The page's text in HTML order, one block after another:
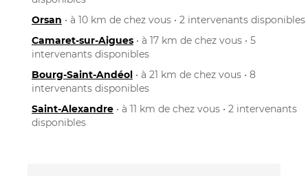
Orsan • à 10 km de chez vous • 2 intervenants disponibles
Camaret-sur-Aigues • à 17 km de chez vous • 5
intervenants disponibles
Bourg-Saint-Andéol • à 21 km de chez vous • 8
intervenants disponibles
Saint-Alexandre • à 11 km de chez vous • 2 intervenants
disponibles